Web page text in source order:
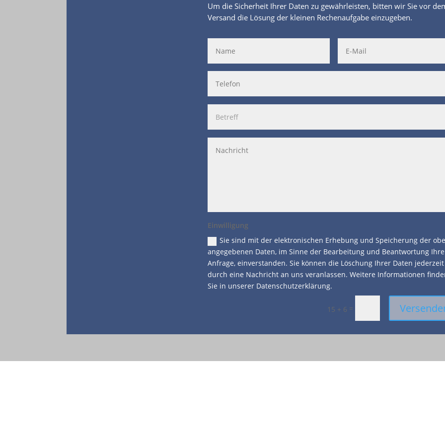
Um die Sicherheit Ihrer Daten zu gewährleisten, bitten wir Sie vor
Versand die Lösung der kleinen Rechenaufgabe einzugeben.
Einwilligung
Sie sind mit der elektronischen Erhebung und Speicherung der
angegebenen Daten, im Sinne der Bearbeitung und Beantwortung
Anfrage, einverstanden. Sie können die Löschung Ihrer Daten jederzeit
durch eine Nachricht an uns veranlassen. Weitere Informationen
Sie in unserer Datenschutzerklärung.
15 + 6 =